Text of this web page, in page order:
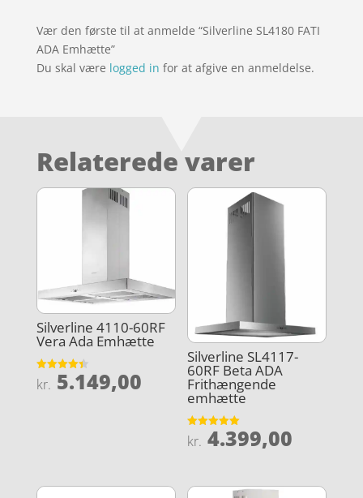
Vær den første til at anmelde “Silverline SL4180 FATI
ADA Emhætte”
Du skal være logged in for at afgive en anmeldelse.
Relaterede varer
Silverline 4110-60RF
Vera Ada Emhætte
Vurderet
4.4
kr. 5.149,00
Silverline SL4117-
60RF Beta ADA
Frithængende
emhætte
Vurderet
5
kr. 4.399,00